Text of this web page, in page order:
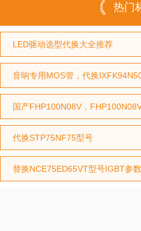
热门
LED驱动选型代换大全推荐
音响专用MOS管，代换
代换STP75NF75型号
替换NCE75ED65VT型号IGBT参数